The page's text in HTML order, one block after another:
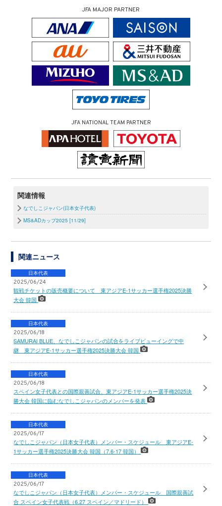
JFA MAJOR PARTNER
JFA NATIONAL TEAM PARTNER
関連情報
なでしこジャパン(日本女子代表)
MS&ADカップ2025 [11/29]
関連ニュース
日本代表
2025/06/24
観戦チケットの販売概要について 東アジアE-1サッカー選手権2025決勝
大会 韓国
日本代表
2025/06/18
SAMURAI BLUE、なでしこジャパンの試合をライブビューイングで中
継 東アジアE-1サッカー選手権2025決勝大会 韓国
日本代表
2025/06/18
スペイン女子代表との国際親善試合、東アジアE-1サッカー選手権2025決
勝大会 韓国に臨むなでしこジャパンのメンバーを発表
日本代表
2025/06/17
なでしこジャパン（日本女子代表）メンバー・スケジュール 東アジアE-
1サッカー選手権2025決勝大会 韓国（7.6-17 韓国）
日本代表
2025/06/17
なでしこジャパン（日本女子代表）メンバー・スケジュール 国際親善試
合 スペイン女子代表戦（6.27 スペイン／マドリード）